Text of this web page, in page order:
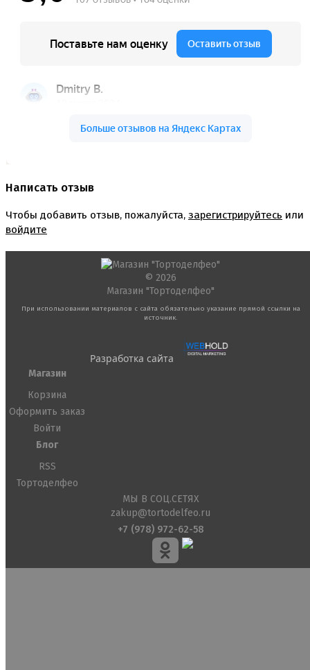
Написать отзыв
Чтобы добавить отзыв, пожалуйста, зарегистрируйтесь или
войдите
© 2026
Магазин "Тортоделфео"
При использовании материалов с сайта обязательно указание прямой ссылки на
источник.
Разработка сайта
Магазин
Корзина
Оформить заказ
Войти
Блог
RSS
Тортоделфео
МЫ В СОЦ.СЕТЯХ
zakup@tortodelfeo.ru
+7 (978) 972-62-58